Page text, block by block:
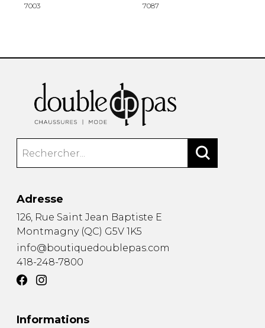
7003
7087
Adresse
126, Rue Saint Jean Baptiste E
Montmagny (QC) G5V 1K5
info@boutiquedoublepas.com
418-248-7800
Informations